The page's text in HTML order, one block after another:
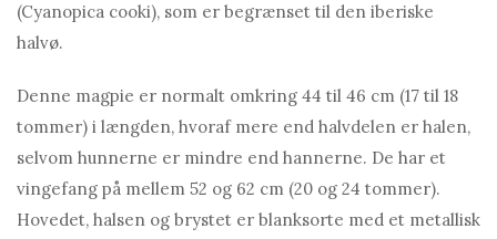
(Cyanopica cooki), som er begrænset til den iberiske
halvø.
Denne magpie er normalt omkring 44 til 46 cm (17 til 18
tommer) i længden, hvoraf mere end halvdelen er halen,
selvom hunnerne er mindre end hannerne. De har et
vingefang på mellem 52 og 62 cm (20 og 24 tommer).
Hovedet, halsen og brystet er blanksorte med et metallisk